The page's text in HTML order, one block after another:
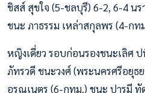
ชิสส์ สุขใจ (5-ชลบุรี) 6-2, 6-4 น
ชนะ ภาธรรม เหล่าสกุลพร (4-กท
หญิงเดี่ยว รอบก่อนรองชนะเลิศ
ภัทรวดี ชนะวงศ์ (พระนครศรีอยุ
อรุณเนตร (6-กทม.) ชนะ ปารมี ทั